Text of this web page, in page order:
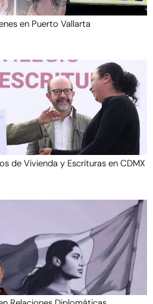
en Puerto Vallarta
de Vivienda y Escrituras en CDMX